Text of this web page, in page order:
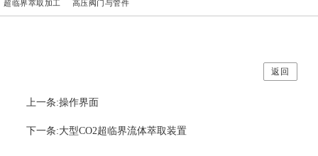
超临界萃取加工 高压阀门与管件
返回
上一条:操作界面
下一条:大型CO2超临界流体萃取装置